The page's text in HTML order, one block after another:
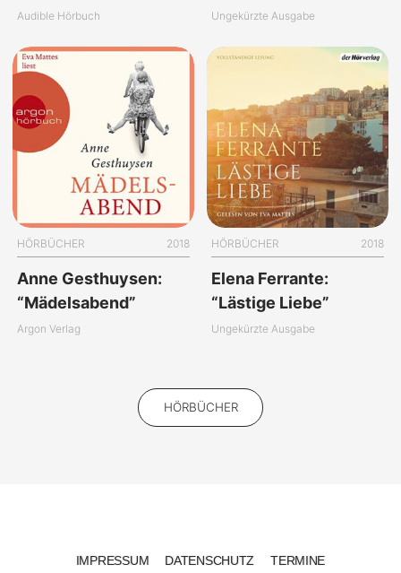
Audible Hörbuch Ungekürzte Ausgabe
HÖRBÜCHER 2018
Anne Gesthuysen:
“Mädelsabend”
Argon Verlag
HÖRBÜCHER 2018
Elena Ferrante:
“Lästige Liebe”
Ungekürzte Ausgabe
HÖRBÜCHER
IMPRESSUM DATENSCHUTZ TERMINE